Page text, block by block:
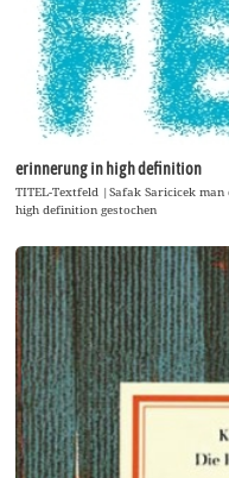
erinnerung in high definition
TITEL-Textfeld |Safak Saricicek
high definition gestochen